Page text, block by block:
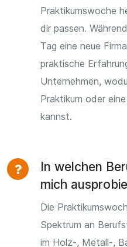
Praktikumswoche
dir passen.
Tag eine neue
praktische
Unternehmen,
Praktikum oder
kannst.
In welchen
mich
Die
Spektrum an
im Holz-, Metall-,